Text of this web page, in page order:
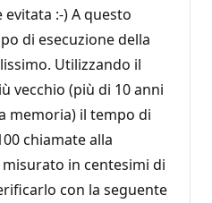
:-) A questo
di esecuzione della
Utilizzando il
vecchio (più di 10 anni
memoria) il tempo di
chiamate alla
in centesimi di
con la seguente